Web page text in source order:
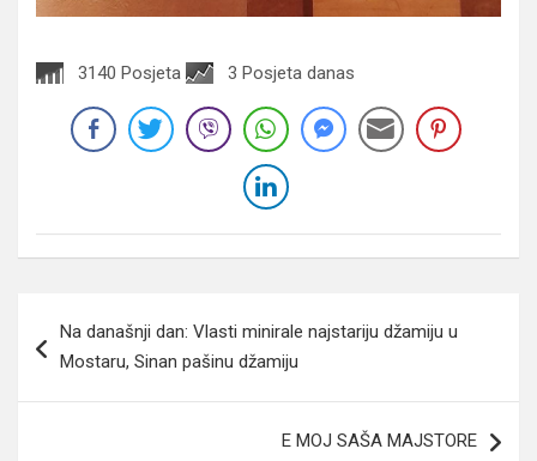
3140 Posjeta 3 Posjeta danas
članaka
Na današnji dan: Vlasti minirale najstariju džamiju u
Mostaru, Sinan pašinu džamiju
E MOJ SAŠA MAJSTORE